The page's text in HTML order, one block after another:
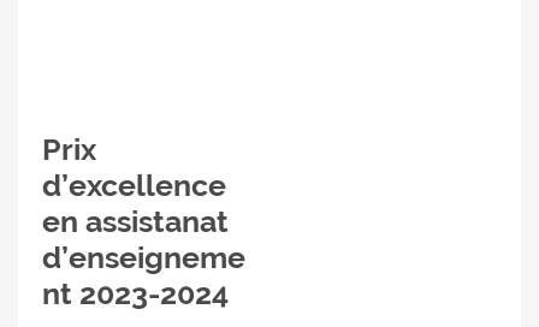
Prix
d’excellence
en assistanat
d’enseigneme
nt 2023-2024